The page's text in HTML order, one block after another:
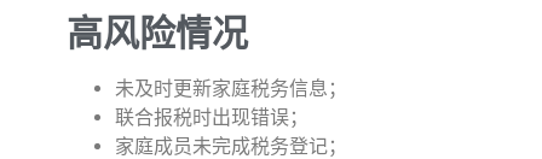
高风险情况
未及时更新家庭税务信息；
联合报税时出现错误；
家庭成员未完成税务登记；